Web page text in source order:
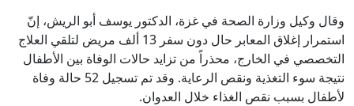
وقال وكيل وزارة الصحة في غزة، الدكتور يوسف أبو الريش، إنّ
استمرار إغلاق المعابر حال دون سفر 13 ألف مريض لتلقي العلاج
التخصصي في الخارج، محذراً من تزايد حالات الوفاة بين الأطفال
نتيجة سوء التغذية ونقص الرعاية. وقد تم تسجيل 52 حالة وفاة
لأطفال بسبب نقص الغذاء خلال العدوان.